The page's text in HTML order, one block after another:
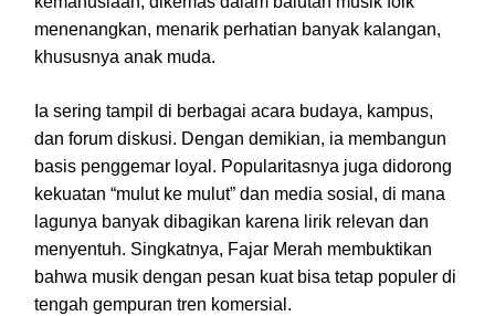
menenangkan, menarik perhatian banyak kalangan,
khususnya anak muda.
Ia sering tampil di berbagai acara budaya, kampus,
dan forum diskusi. Dengan demikian, ia membangun
basis penggemar loyal. Popularitasnya juga didorong
kekuatan “mulut ke mulut” dan media sosial, di mana
lagunya banyak dibagikan karena lirik relevan dan
menyentuh. Singkatnya, Fajar Merah membuktikan
bahwa musik dengan pesan kuat bisa tetap populer di
tengah gempuran tren komersial.